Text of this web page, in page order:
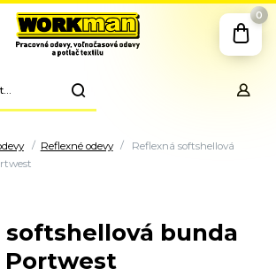
0
Reflexné odevy
Reflexná softshellová
softshellová bunda
Portwest